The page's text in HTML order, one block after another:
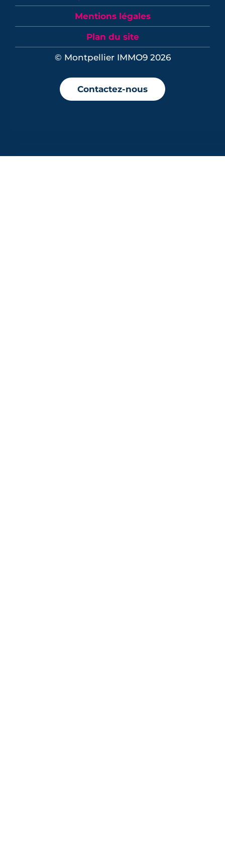
Mentions légales
Plan du site
© Montpellier IMMO9 2026
Contactez-nous